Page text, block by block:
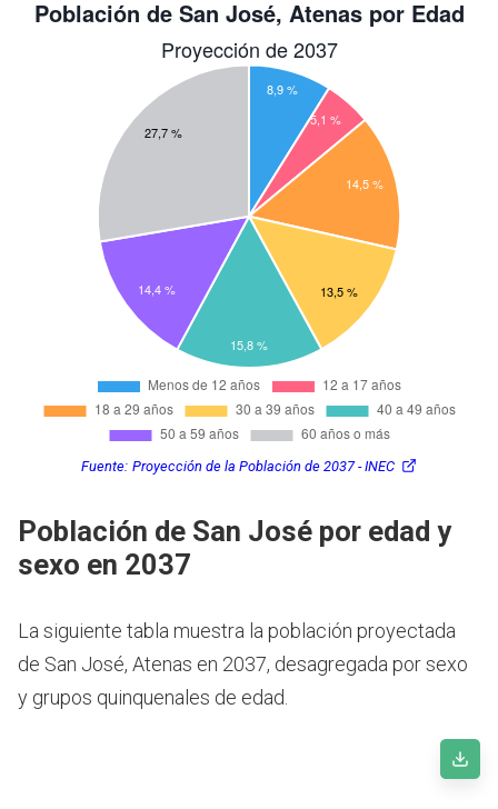
Fuente: Proyección de la Población de 2037 - INEC
Población de San José por edad y
sexo en 2037
La siguiente tabla muestra la población proyectada
de San José, Atenas en 2037, desagregada por sexo
y grupos quinquenales de edad.